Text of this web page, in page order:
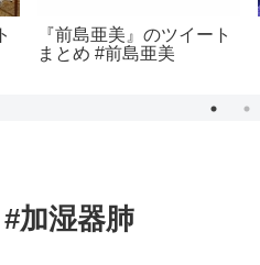
『前島亜美』のツイート
まとめ #前島亜美
加湿器肺